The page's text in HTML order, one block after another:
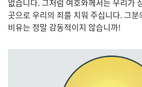
없습니다. 그처럼 여호와께서는 우리가
곳으로 우리의 죄를 치워 주십니다. 그
비유는 정말 감동적이지 않습니까!